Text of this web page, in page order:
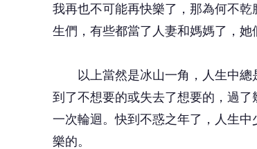
我再也不可能再快樂了，那為何不
生們，有些都當了人妻和媽媽了，她
以上當然是冰山一角，人生中總
到了不想要的或失去了想要的，過
一次輪迴。快到不惑之年了，人生
樂的。